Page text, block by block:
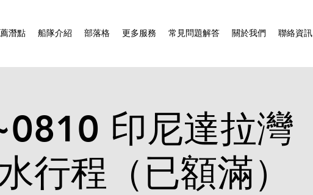
潛點 船隊介紹 部落格 更多服務 常見問題解答 關於我們 聯絡資訊
印尼達拉灣
行程（已額滿）